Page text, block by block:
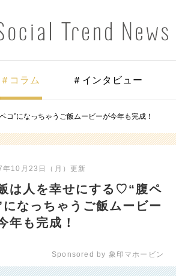
＃コラム ＃インタビュー
コ”になっちゃうご飯ムービーが今年も完成！
年10月23日（月）更新
は人を幸せにする♡“腹ペ
になっちゃうご飯ムービー
年も完成！
Sponsored by 象印マホービン